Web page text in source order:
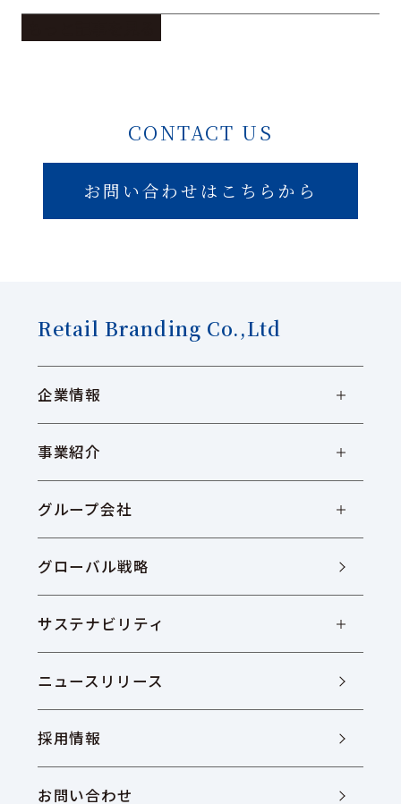
CONTACT US
お問い合わせはこちらから
Retail Branding Co.,Ltd
企業情報
事業紹介
グループ会社
グローバル戦略
サステナビリティ
ニュースリリース
採用情報
お問い合わせ